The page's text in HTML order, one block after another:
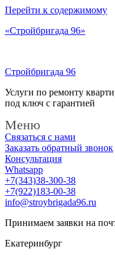
Перейти к содержимому
«Стройбригада 96»
Стройбригада 96
Услуги по ремонту
под ключ с гарантией
Меню
Связаться с нами
Заказать обратный звонок
Консультация
Whatsapp
+7(343)38-300-38
+7(922)183-00-38
info@stroybrigada96.ru
Принимаем заявки на
Екатеринбург